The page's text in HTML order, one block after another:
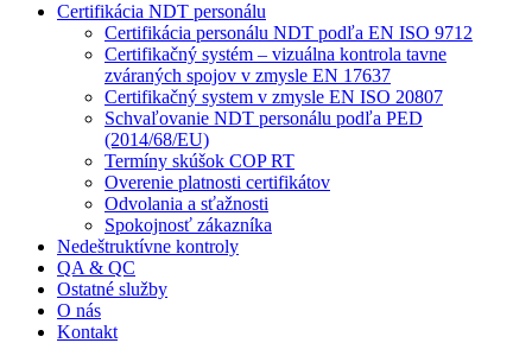
Certifikácia NDT personálu
Certifikácia personálu NDT podľa EN ISO 9712
Certifikačný systém – vizuálna kontrola tavne
zváraných spojov v zmysle EN 17637
Certifikačný system v zmysle EN ISO 20807
Schvaľovanie NDT personálu podľa PED
(2014/68/EU)
Termíny skúšok COP RT
Overenie platnosti certifikátov
Odvolania a sťažnosti
Spokojnosť zákazníka
Nedeštruktívne kontroly
QA & QC
Ostatné služby
O nás
Kontakt